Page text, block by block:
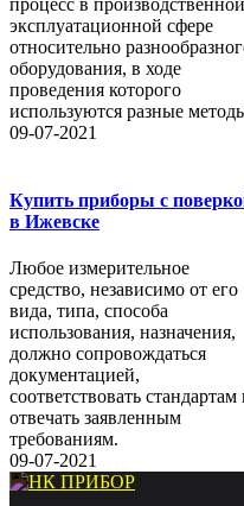
эксплуатационной сфере
относительно
оборудования, в ходе
проведения которого
используются разные
09-07-2021
Купить приборы с
в Ижевске
Любое измерительное
средство, независимо от его
вида, типа, способа
использования, назначения,
должно сопровождаться
документацией,
соответствовать стандартам
отвечать заявленным
требованиям.
09-07-2021